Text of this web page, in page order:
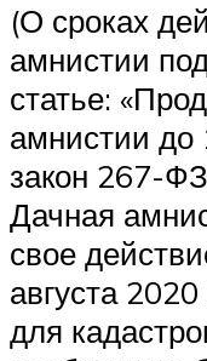
(О сроках
амнистии
статье:
амнистии до
закон 267-
Дачная
свое
августа
для